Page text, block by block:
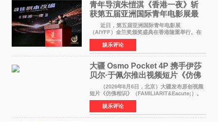
青年导演朱愷淇《香港一夜》斩
获第五届亚洲国际青年电影展最
佳剧本改编奖
近日，第五届亚洲国际青年电影展
（AIYFF）金兰奖颁奖盛典在香港隆重举行。在
这场汇聚数百位海内外电影人、文化界人士及媒
体代表的亚洲青年影视盛会上，香港本土电影
《香港一夜》（Dawn in Ho
娱乐评论
大疆 Osmo Pocket 4P 携手伊莎
贝尔·于佩尔推出视频短片《仿佛
相识》
（2026年8月6日，北京）大疆发布原创视频
短片《仿佛相识》（FAMILIARIT&Eacute;）。
视频短片由戛纳国际电影节最佳女演员伊莎贝尔·
于佩尔（Isabelle Huppert）主演，全程使用大
疆首款双主摄口
娱乐评论